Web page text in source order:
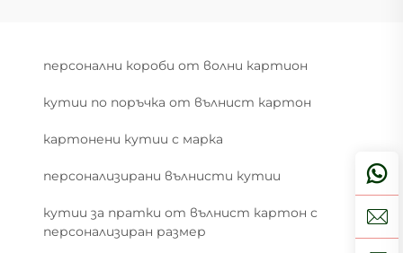
персонални короби от волни картион
кутии по поръчка от вълнист картон
картонени кутии с марка
персонализирани вълнисти кутии
кутии за пратки от вълнист картон с
персонализиран размер